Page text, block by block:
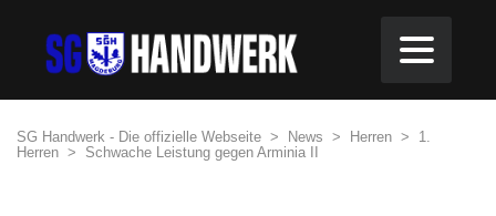
SG Handwerk - Die offizielle Webseite > News > Herren >
1.
Herren > Schwache Leistung gegen Arminia II